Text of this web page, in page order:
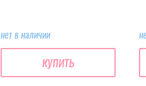
нет в наличии
купить